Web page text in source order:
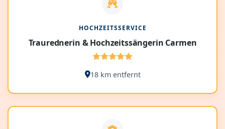
HOCHZEITSSERVICE
Traurednerin & Hochzeitssängerin Carmen
18 km entfernt